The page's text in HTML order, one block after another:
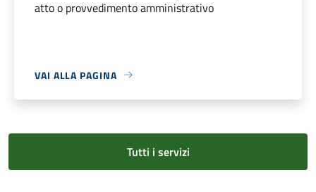
atto o provvedimento amministrativo
VAI ALLA PAGINA
Tutti i servizi